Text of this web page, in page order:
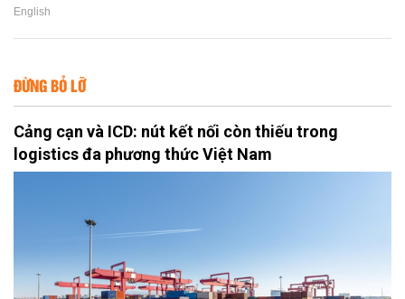
English
ĐỪNG BỎ LỠ
Cảng cạn và ICD: nút kết nối còn thiếu trong
logistics đa phương thức Việt Nam